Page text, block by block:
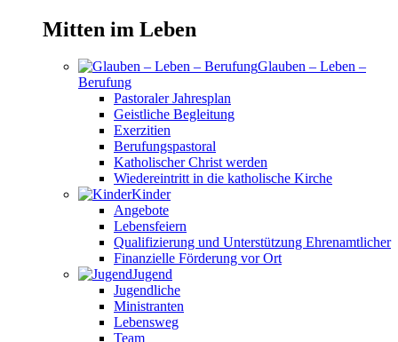
Mitten im Leben
Glauben – Leben –
Berufung
Pastoraler Jahresplan
Geistliche Begleitung
Exerzitien
Berufungspastoral
Katholischer Christ werden
Wiedereintritt in die katholische Kirche
Kinder
Angebote
Lebensfeiern
Qualifizierung und Unterstützung Ehrenamtlicher
Finanzielle Förderung vor Ort
Jugend
Jugendliche
Ministranten
Lebensweg
Team